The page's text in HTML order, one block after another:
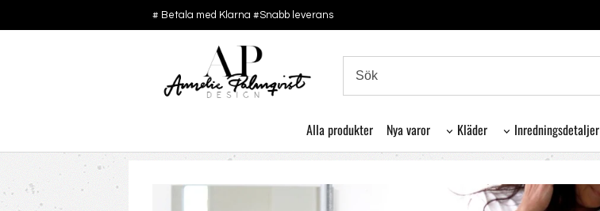
# Betala med Klarna #Snabb leverans
Alla produkter Nya varor Kläder Inredningsdetaljer